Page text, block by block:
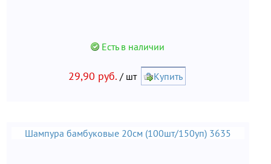
Есть в наличии
29,90 руб. / шт Купить
Шампура бамбуковые 20см (100шт/150уп) 3635